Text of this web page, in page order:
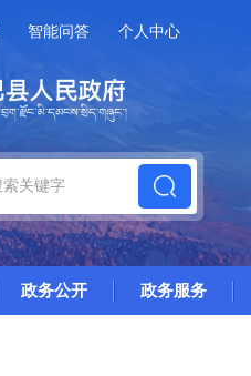
智能问答 个人中心
政务公开 政务服务